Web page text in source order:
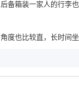
备箱装一家人的行李
度也比较直，长时间